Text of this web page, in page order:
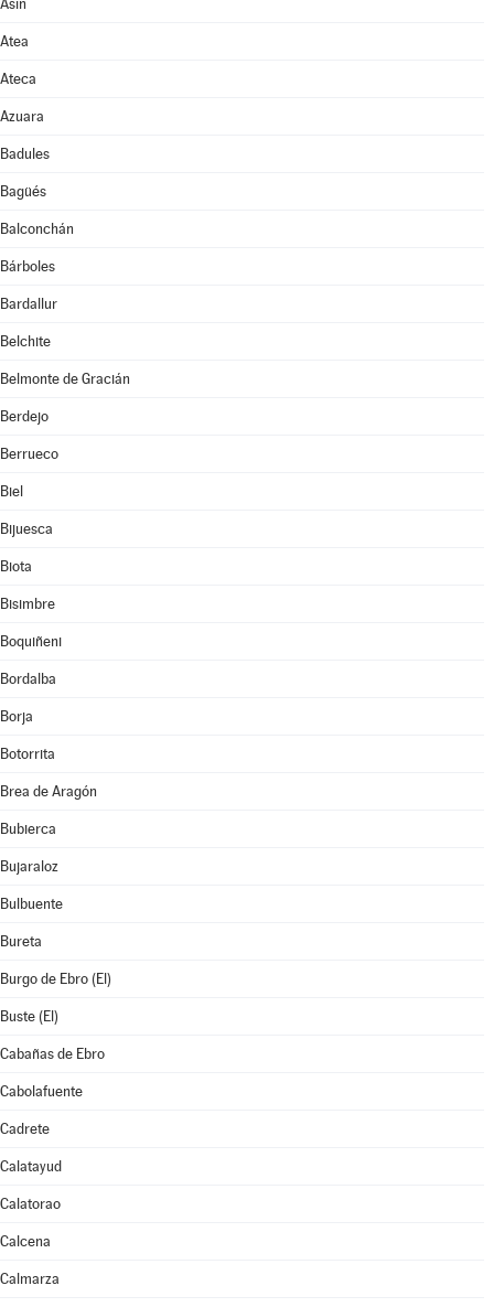
Asín
Atea
Ateca
Azuara
Badules
Bagüés
Balconchán
Bárboles
Bardallur
Belchite
Belmonte de Gracián
Berdejo
Berrueco
Biel
Bijuesca
Biota
Bisimbre
Boquiñeni
Bordalba
Borja
Botorrita
Brea de Aragón
Bubierca
Bujaraloz
Bulbuente
Bureta
Burgo de Ebro (El)
Buste (El)
Cabañas de Ebro
Cabolafuente
Cadrete
Calatayud
Calatorao
Calcena
Calmarza